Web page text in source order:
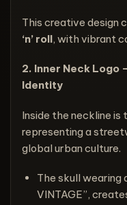
This creative design
‘n’ roll, with vibrant
2. Inner Neck Logo
Identity
Inside the neckline is
representing a
global urban culture.
The skull wearing
VINTAGE”,